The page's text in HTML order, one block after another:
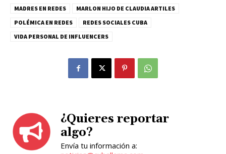
MADRES EN REDES
MARLON HIJO DE CLAUDIA ARTILES
POLÉMICA EN REDES
REDES SOCIALES CUBA
VIDA PERSONAL DE INFLUENCERS
¿Quieres reportar
algo?
Envía tu información a: